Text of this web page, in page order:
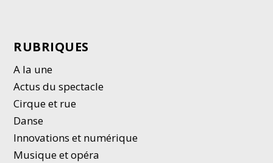
RUBRIQUES
A la une
Actus du spectacle
Cirque et rue
Danse
Innovations et numérique
Musique et opéra